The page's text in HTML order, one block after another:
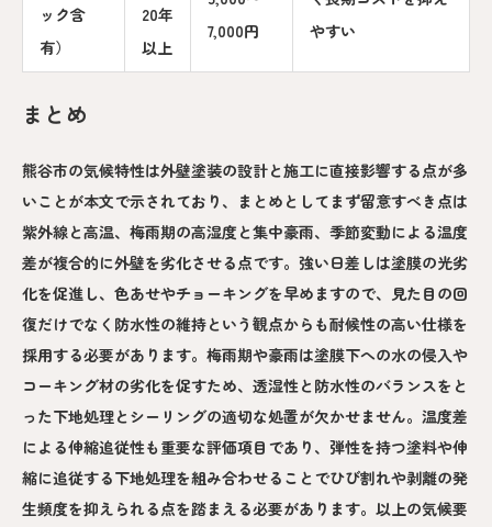
ック含
有）
20年
以上
7,000円
やすい
まとめ
熊谷市の気候特性は外壁塗装の設計と施工に直接影響する点が多
いことが本文で示されており、まとめとしてまず留意すべき点は
紫外線と高温、梅雨期の高湿度と集中豪雨、季節変動による温度
差が複合的に外壁を劣化させる点です。強い日差しは塗膜の光劣
化を促進し、色あせやチョーキングを早めますので、見た目の回
復だけでなく防水性の維持という観点からも耐候性の高い仕様を
採用する必要があります。梅雨期や豪雨は塗膜下への水の侵入や
コーキング材の劣化を促すため、透湿性と防水性のバランスをと
った下地処理とシーリングの適切な処置が欠かせません。温度差
による伸縮追従性も重要な評価項目であり、弾性を持つ塗料や伸
縮に追従する下地処理を組み合わせることでひび割れや剥離の発
生頻度を抑えられる点を踏まえる必要があります。以上の気候要